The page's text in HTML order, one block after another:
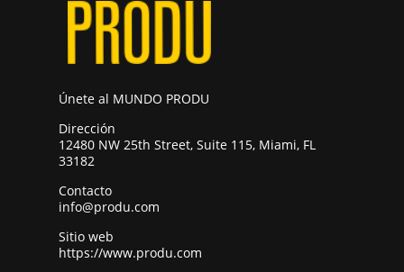
Únete al MUNDO PRODU
Dirección
12480 NW 25th Street, Suite 115, Miami, FL
33182
Contacto
info@produ.com
Sitio web
https://www.produ.com